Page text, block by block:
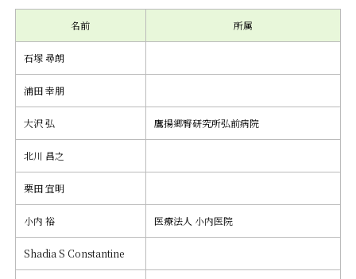
名前 所属
石塚 尋朗
浦田 幸朋
大沢 弘 鷹揚郷腎研究所弘前病院
北川 昌之
栗田 宜明
小内 裕 医療法人 小内医院
Shadia S Constantine